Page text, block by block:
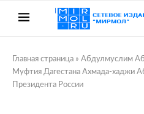
Главная страница » Абдулмуслим
Муфтия Дагестана Ахмада-хаджи
Президента России